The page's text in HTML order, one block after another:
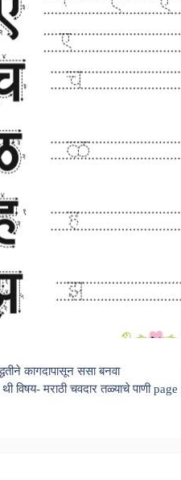
कागदापासून ससा बनवा
थी विषय- मराठी चवदार तळ्याचे पाणी